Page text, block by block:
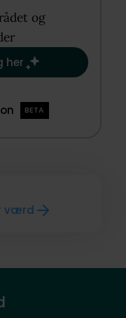
og
her
BETA
værd